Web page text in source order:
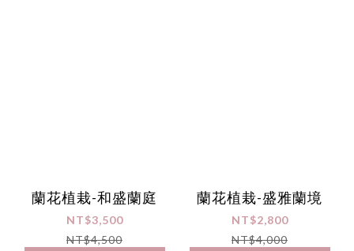
蘭花植栽-和盛蘭庭
NT$3,500
NT$4,500
蘭花植栽-盛雅蘭境
NT$2,800
NT$4,000